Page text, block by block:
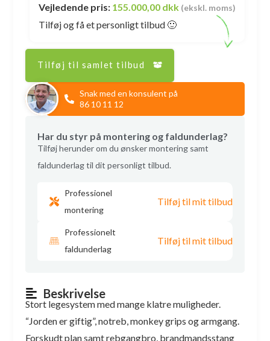
Vejledende pris: 155.000,00 dkk (ekskl. moms)
Tilføj og få et personligt tilbud 🙂
Snak med en konsulent på
86 10 11 12
Tilføj til samlet tilbud
Har du styr på montering og faldunderlag?
Tilføj herunder om du ønsker montering samt
faldunderlag til dit personligt tilbud.
Professionel
montering
Tilføj til mit tilbud
Professionelt
faldunderlag
Tilføj til mit tilbud
Beskrivelse
Stort legesystem med mange klatre muligheder.
“Jorden er giftig”, notreb, monkey grips og armgang.
Forskudt plan samt rebgangbro, brandmandsstang